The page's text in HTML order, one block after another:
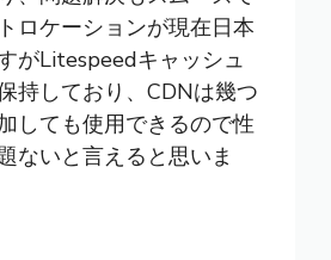
ロケーションが現在日本
がLitespeedキャッシュ
持しており、CDNは幾つ
しても使用できるので性
ないと言えると思いま